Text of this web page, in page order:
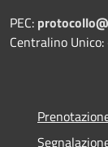
PEC:
Centralino